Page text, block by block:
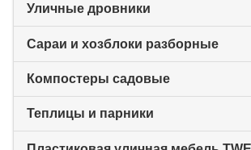
Уличные дровники
Сараи и хозблоки разборные
Компостеры садовые
Теплицы и парники